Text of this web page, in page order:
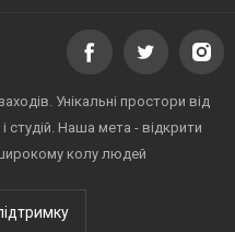
Унікальні простори від
студій. Наша мета - відкрити
широкому колу людей